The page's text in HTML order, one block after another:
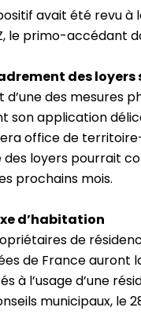
avait été revu à
le primo-accédant
des
d’une des mesures
son application
office de
des loyers pourrait
prochains mois.
d’habitation
de
de France auront
à l’usage d’une
municipaux, le